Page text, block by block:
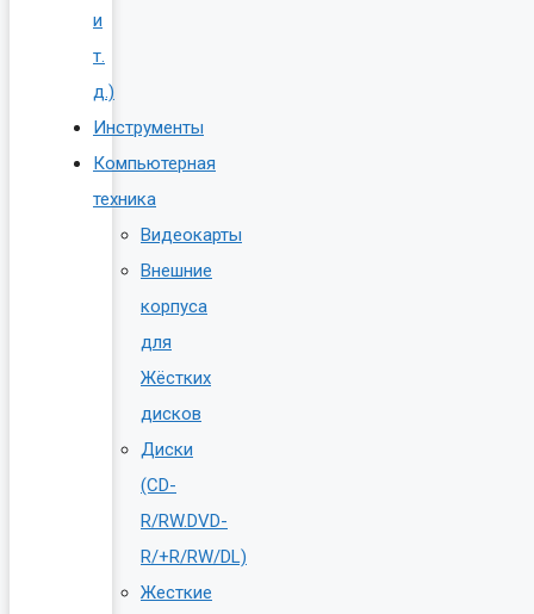
и
т.
д.)
Инструменты
Компьютерная
техника
Видеокарты
Внешние
корпуса
для
Жёстких
дисков
Диски
(CD-
R/RW.DVD-
R/+R/RW/DL)
Жесткие